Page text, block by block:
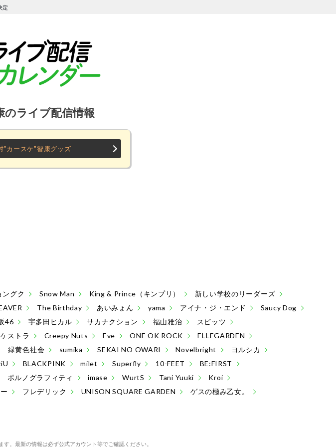
のライブ配信情報
"カースケ"智康グッズ
ングク Snow Man King & Prince（キンプリ）
新しい学校のリーダーズ
The Birthday あいみょん yama アイナ・ジ・エンド
Saucy Dog
46 宇多田ヒカル サカナクション 福山雅治
スピッツ
ストラ Creepy Nuts Eve ONE OK ROCK
ELLEGARDEN
緑黄色社会 sumika SEKAI NO OWARI Novelbright
ヨルシカ
BLACKPINK milet Superfly 10-FEET
BE:FIRST
ポルノグラフィティ imase WurtS Tani Yuuki
Kroi
フレデリック UNISON SQUARE GARDEN
ゲスの極み乙女。
。最新の情報は必ず公式アカウント等でご確認ください。
定